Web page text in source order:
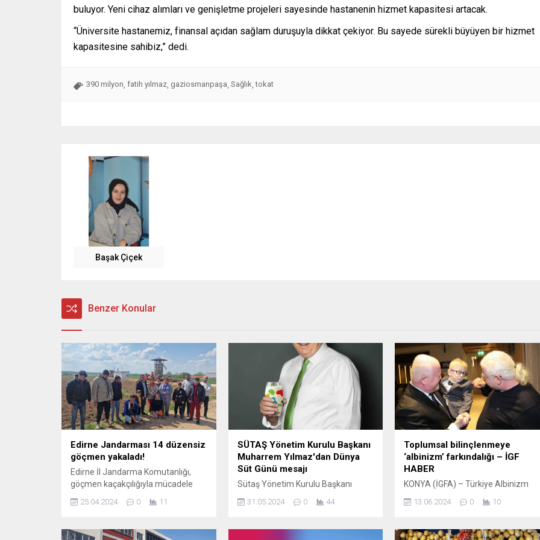
buluyor. Yeni cihaz alımları ve genişletme projeleri sayesinde hastanenin hizmet kapasitesi artacak.
“Üniversite hastanemiz, finansal açıdan sağlam duruşuyla dikkat çekiyor. Bu sayede sürekli büyüyen bir hizmet
kapasitesine sahibiz,” dedi.
390 milyon, fatih yılmaz, gaziosmanpaşa, Sağlık,tokat
Başak Çiçek
Benzer Konular
Edirne Jandarması 14 düzensiz
göçmen yakaladı!
Edirne İl Jandarma Komutanlığı,
göçmen kaçakçılığıyla mücadele
kapsamında çalışmalarını
sürdürüyor. Erdoğan DEMİR /
göçmen şahısların can ve mal
25.04.2024 0 11
SÜTAŞ Yönetim Kurulu Başkanı
Muharrem Yılmaz'dan Dünya
Süt Günü mesajı
Sütaş Yönetim Kurulu Başkanı
Muharrem Yılmaz, “Temel gıdamız
süt, faydalı olduğu kadar,
tarafından da kolayca erişilebilir bir
31.05.2024 0 44
Toplumsal bilinçlenmeye
‘albinizm’ farkındalığı – İGF
HABER
KONYA (İGFA) – Türkiye Albinizm
Derneği Konya İl Temsilcisi ve
Yönetim Kurulu Üyesi Ali Şimşek,
Haziran Dünya Albinizm Farkındalık
13.06.2024 0 10